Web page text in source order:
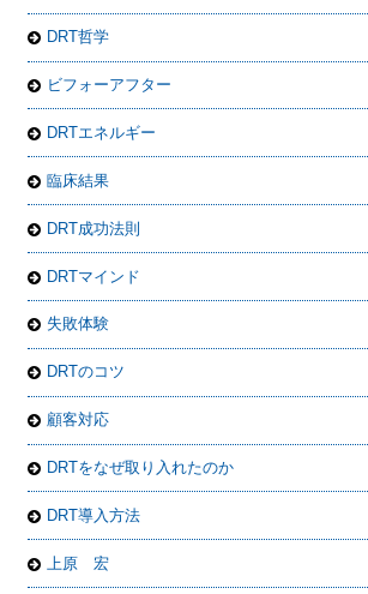
DRT哲学
ビフォーアフター
DRTエネルギー
臨床結果
DRT成功法則
DRTマインド
失敗体験
DRTのコツ
顧客対応
DRTをなぜ取り入れたのか
DRT導入方法
上原 宏